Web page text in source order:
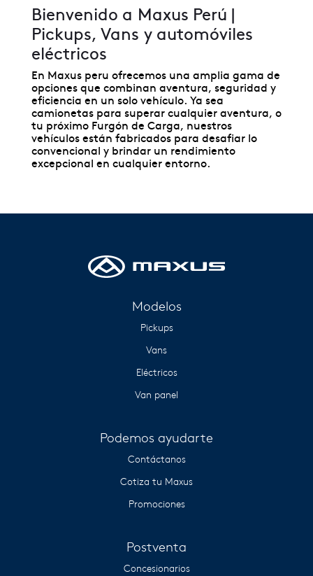
Bienvenido a Maxus Perú |
Pickups, Vans y automóviles
eléctricos
En Maxus peru ofrecemos una amplia gama de
opciones que combinan aventura, seguridad y
eficiencia en un solo vehículo. Ya sea
camionetas para superar cualquier aventura, o
tu próximo Furgón de Carga, nuestros
vehículos están fabricados para desafiar lo
convencional y brindar un rendimiento
excepcional en cualquier entorno.
Modelos
Pickups
Vans
Eléctricos
Van panel
Podemos ayudarte
Contáctanos
Cotiza tu Maxus
Promociones
Postventa
Concesionarios